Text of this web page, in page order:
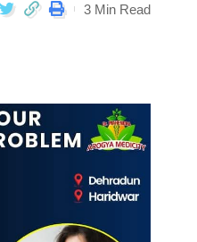
3 Min Read